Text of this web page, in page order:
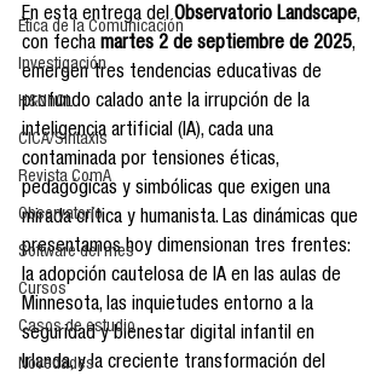
Ética de la Comunicación
Investigación
H&NhCL
CICA/Sintaxis
Revista ComA
Observatorio
Software del mes
Cursos
Casos de estudio
Novedades
En esta entrega del Observatorio Landscape,
con fecha martes 2 de septiembre de 2025,
emergen tres tendencias educativas de
profundo calado ante la irrupción de la
inteligencia artificial (IA), cada una
contaminada por tensiones éticas,
pedagógicas y simbólicas que exigen una
mirada crítica y humanista. Las dinámicas que
presentamos hoy dimensionan tres frentes:
la adopción cautelosa de IA en las aulas de
Minnesota, las inquietudes entorno a la
seguridad y bienestar digital infantil en
Irlanda, y la creciente transformación del